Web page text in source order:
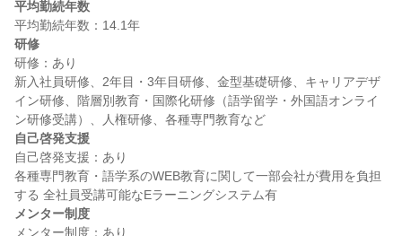
平均勤続年数
研修
研修：あり
新入社員研修、2年目・3年目研修、金型基礎研修、キャリアデザ
イン研修、階層別教育・国際化研修（語学留学・外国語オンライ
自己啓発支援
自己啓発支援：あり
各種専門教育・語学系のWEB教育に関して一部会社が費用を負担
メンター制度